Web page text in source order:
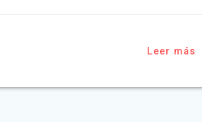
Leer más